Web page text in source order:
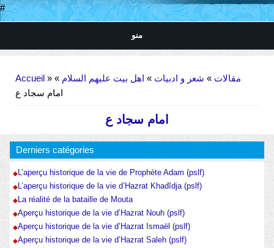
#
منو
Accueil » مقالات » شعر و ادبیات » اهل بیت علیهم السلام »
امام سجاد ع
امام سجاد ع
Derniers catégories
L’aperçu historique de la vie de Prophète Adam (pslf)
L’aperçu historique de la vie d’Hazrat Khadîdja (pslf)
La réalité de la bataille de Mouta
Aperçu historique de la vie d’Hazrat Nouh (pslf)
Aperçu historique de la vie d’Hazrat Ismaël (pslf)
Aperçu historique de la vie d’Hazrat Saleh (pslf)